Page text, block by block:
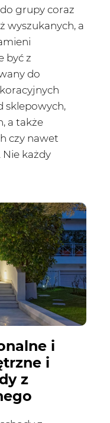
grupy coraz
wyszukanych, a
być z
do
sklepowych,
a także
czy nawet
każdy
i
i
z